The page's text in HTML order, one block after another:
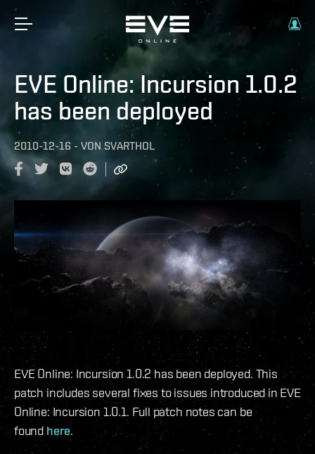
EVE Online: Incursion 1.0.2
has been deployed
2010-12-16 - VON SVARTHOL
EVE Online: Incursion 1.0.2 has been deployed. This
patch includes several fixes to issues introduced in EVE
Online: Incursion 1.0.1. Full patch notes can be
found here.